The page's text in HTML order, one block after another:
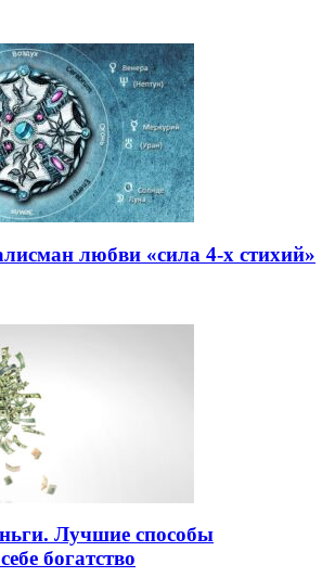
любви «сила 4-х стихий»
Лучшие способы
богатство